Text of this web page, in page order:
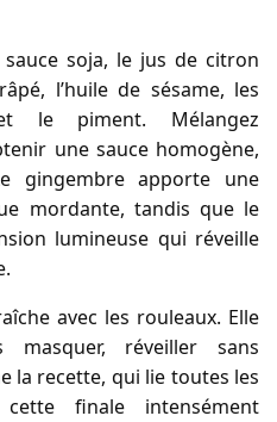
soja, le jus de citron
l’huile de sésame, les
le piment. Mélangez
une sauce homogène,
gingembre apporte une
mordante, tandis que le
lumineuse qui réveille
avec les rouleaux. Elle
masquer, réveiller sans
la recette, qui lie toutes les
finale intensément